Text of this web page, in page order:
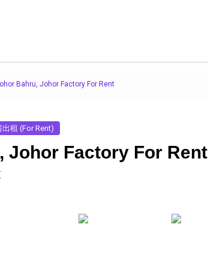
Bahru, Johor Factory For Rent
出租 (For Rent)
Johor Factory For Rent